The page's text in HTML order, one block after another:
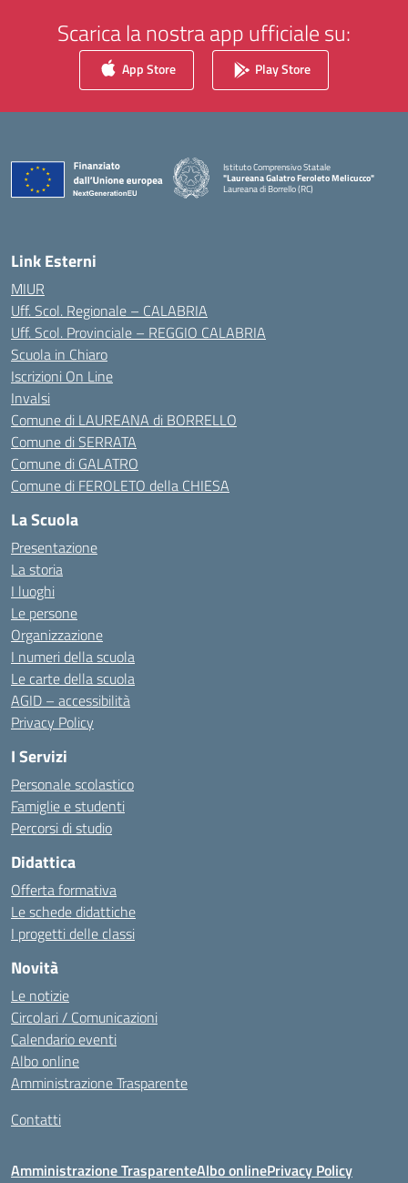
Scarica la nostra app ufficiale su:
App Store Play Store
Istituto Comprensivo Statale
"Laureana Galatro Feroleto Melicucco"
Laureana di Borrello (RC)
Link Esterni
MIUR
Uff. Scol. Regionale – CALABRIA
Uff. Scol. Provinciale – REGGIO CALABRIA
Scuola in Chiaro
Iscrizioni On Line
Invalsi
Comune di LAUREANA di BORRELLO
Comune di SERRATA
Comune di GALATRO
Comune di FEROLETO della CHIESA
La Scuola
Presentazione
La storia
I luoghi
Le persone
Organizzazione
I numeri della scuola
Le carte della scuola
AGID – accessibilità
Privacy Policy
I Servizi
Personale scolastico
Famiglie e studenti
Percorsi di studio
Didattica
Offerta formativa
Le schede didattiche
I progetti delle classi
Novità
Le notizie
Circolari / Comunicazioni
Calendario eventi
Albo online
Amministrazione Trasparente
Contatti
Amministrazione TrasparenteAlbo onlinePrivacy Policy